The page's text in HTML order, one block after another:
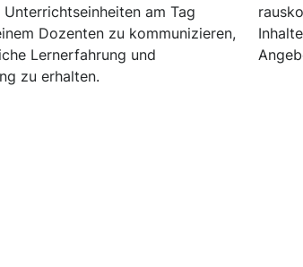
am Tag
Dozenten zu kommunizieren,
Lernerfahrung und
zu erhalten.